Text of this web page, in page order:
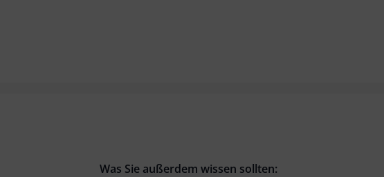
Was Sie außerdem wissen sollten: